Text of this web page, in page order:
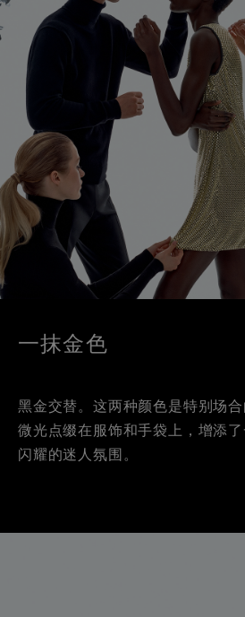
一抹金色
黑金交替。这两种颜色是特别场
微光点缀在服饰和手袋上，增添
闪耀的迷人氛围。